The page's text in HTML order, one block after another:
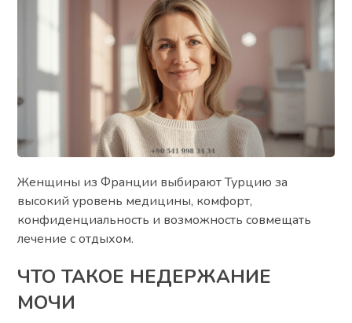
Женщины из Франции выбирают Турцию за
высокий уровень медицины, комфорт,
конфиденциальность и возможность совмещать
лечение с отдыхом.
ЧТО ТАКОЕ НЕДЕРЖАНИЕ
МОЧИ